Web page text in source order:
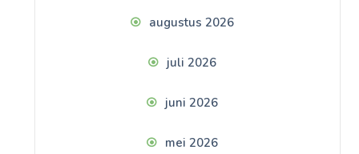
augustus 2026
juli 2026
juni 2026
mei 2026